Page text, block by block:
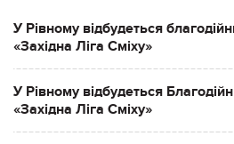
У Рівному відбудеться
«Західна Ліга Сміху»
У Рівному відбудеться
«Західна Ліга Сміху»